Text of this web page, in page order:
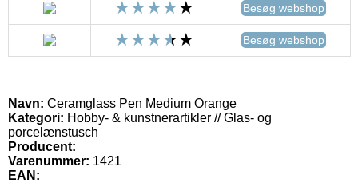
Besøg webshop
Besøg webshop
Navn: Ceramglass Pen Medium Orange
Kategori: Hobby- & kunstnerartikler // Glas- og
porcelænstusch
Producent:
Varenummer: 1421
EAN: